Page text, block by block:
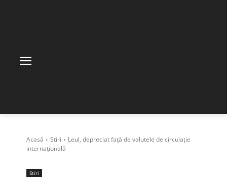
Acasă Stiri
Leul, depreciat faţă de valutele de circulaţie
internaţională
Stiri